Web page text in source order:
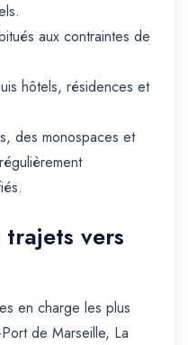
aux contraintes de
hôtels, résidences et
des monospaces et
vers
en charge les plus
de Marseille, La